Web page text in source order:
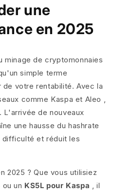
une
en 2025
minage de cryptomonnaies
simple terme
votre rentabilité. Avec la
comme Kaspa et Aleo ,
de nouveaux
une haussedu hashrate
difficulté et réduit les
2025 ? Que vous utilisiez
ou un KS5L pour Kaspa , il